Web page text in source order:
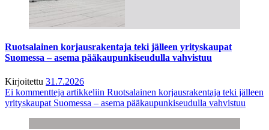
Ruotsalainen korjausrakentaja teki jälleen yrityskaupat
Suomessa – asema pääkaupunkiseudulla vahvistuu
Kirjoitettu 31.7.2026
Ei kommentteja artikkeliin Ruotsalainen korjausrakentaja teki jälleen
yrityskaupat Suomessa – asema pääkaupunkiseudulla vahvistuu